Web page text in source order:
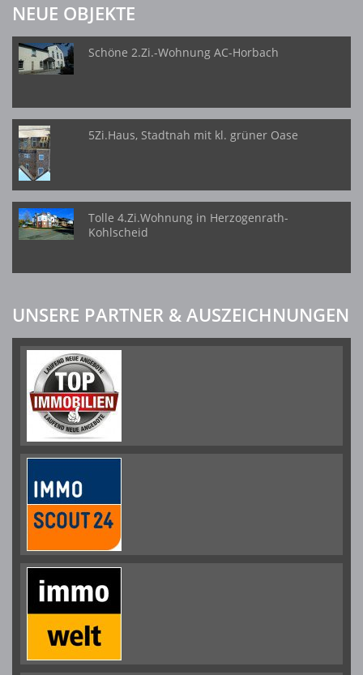
NEUE OBJEKTE
Schöne 2.Zi.-Wohnung AC-Horbach
5Zi.Haus, Stadtnah mit kl. grüner Oase
Tolle 4.Zi.Wohnung in Herzogenrath-
Kohlscheid
UNSERE PARTNER & AUSZEICHNUNGEN